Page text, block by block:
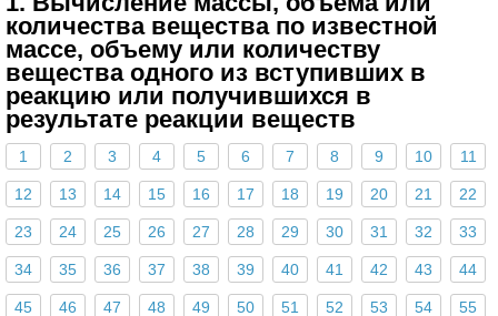
количества вещества по известной
массе, объему или количеству
вещества одного из вступивших в
реакцию или получившихся в
результате реакции веществ
1 2 3 4 5 6 7 8 9 10 11
12 13 14 15 16 17 18 19 20 21 22
23 24 25 26 27 28 29 30 31 32 33
34 35 36 37 38 39 40 41 42 43 44
45 46 47 48 49 50 51 52 53 54 55